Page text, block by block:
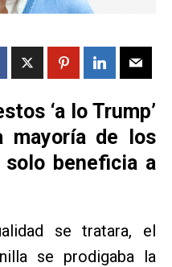
‘a lo Trump’
de los
solo beneficia a
se tratara, el
se prodigaba la